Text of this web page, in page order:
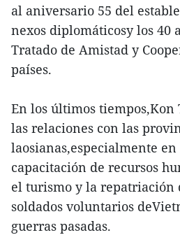
al aniversario 55 del
nexos diplomáticosy los 40
Tratado de Amistad y
países.
En los últimos tiempos,Kon
las relaciones con las
laosianas,especialmente
capacitación de recursos
el turismo y la repatriación
soldados voluntarios
guerras pasadas.